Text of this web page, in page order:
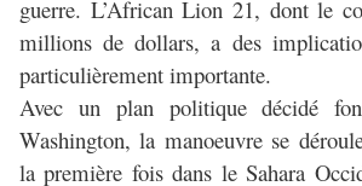
guerre. L’African Lion 21, dont le
millions de dollars, a des
particulièrement importante.
Avec un plan politique décidé
Washington, la manoeuvre se
la première fois dans le Sahara